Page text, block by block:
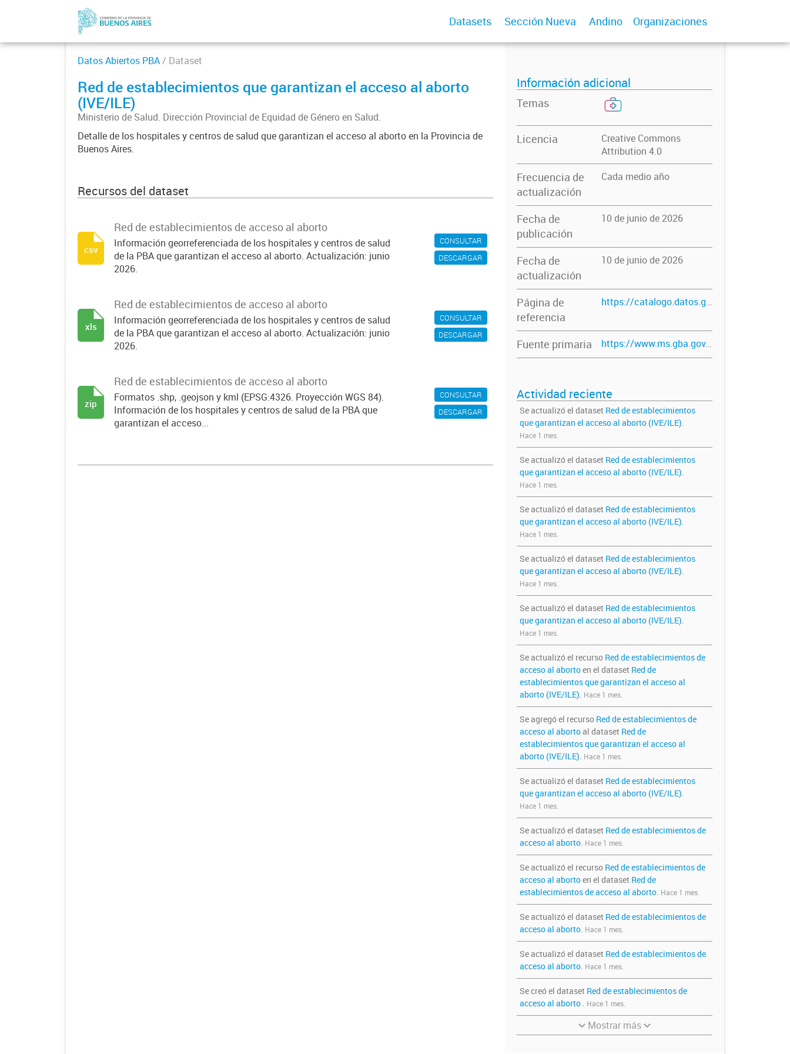
Datasets Sección Nueva Andino Organizaciones
Datos Abiertos PBA/ Dataset
Red de establecimientos que garantizan el acceso al aborto
(IVE/ILE)
Ministerio de Salud. Dirección Provincial de Equidad de Género en Salud.
Detalle de los hospitales y centros de salud que garantizan el acceso al aborto en la Provincia de
Buenos Aires.
Recursos del dataset
CONSULTAR
DESCARGAR
Red de establecimientos de acceso al aborto
Información georreferenciada de los hospitales y centros de salud
de la PBA que garantizan el acceso al aborto. Actualización: junio
2026.
csv
CONSULTAR
DESCARGAR
Red de establecimientos de acceso al aborto
Información georreferenciada de los hospitales y centros de salud
de la PBA que garantizan el acceso al aborto. Actualización: junio
2026.
xls
CONSULTAR
DESCARGAR
Red de establecimientos de acceso al aborto
Formatos .shp, .geojson y kml (EPSG:4326. Proyección WGS 84).
Información de los hospitales y centros de salud de la PBA que
garantizan el acceso...
zip
Información adicional
Temas
Licencia
Creative Commons
Attribution 4.0
Frecuencia de
actualización
Cada medio año
Fecha de
publicación
10 de junio de 2026
Fecha de
actualización
10 de junio de 2026
Página de
referencia
https://catalogo.datos.gba.gob.ar/dataset/red-de-establecimientos-de-acceso-al-aborto
Fuente primaria https://www.ms.gba.gov.ar/sitios/aborto/
Actividad reciente
Se actualizó el dataset Red de establecimientos
que garantizan el acceso al aborto (IVE/ILE).
Hace 1 mes.
Se actualizó el dataset Red de establecimientos
que garantizan el acceso al aborto (IVE/ILE).
Hace 1 mes.
Se actualizó el dataset Red de establecimientos
que garantizan el acceso al aborto (IVE/ILE).
Hace 1 mes.
Se actualizó el dataset Red de establecimientos
que garantizan el acceso al aborto (IVE/ILE).
Hace 1 mes.
Se actualizó el dataset Red de establecimientos
que garantizan el acceso al aborto (IVE/ILE).
Hace 1 mes.
Se actualizó el recurso Red de establecimientos de
acceso al abortoen el dataset Red de
establecimientos que garantizan el acceso al
aborto (IVE/ILE). Hace 1 mes.
Se agregó el recurso Red de establecimientos de
acceso al abortoal dataset Red de
establecimientos que garantizan el acceso al
aborto (IVE/ILE). Hace 1 mes.
Se actualizó el dataset Red de establecimientos
que garantizan el acceso al aborto (IVE/ILE).
Hace 1 mes.
Se actualizó el dataset Red de establecimientos de
acceso al aborto. Hace 1 mes.
Se actualizó el recurso Red de establecimientos de
acceso al abortoen el dataset Red de
establecimientos de acceso al aborto. Hace 1 mes.
Se actualizó el dataset Red de establecimientos de
acceso al aborto. Hace 1 mes.
Se actualizó el dataset Red de establecimientos de
acceso al aborto. Hace 1 mes.
Se creó el dataset Red de establecimientos de
acceso al aborto . Hace 1 mes.
Mostrar más